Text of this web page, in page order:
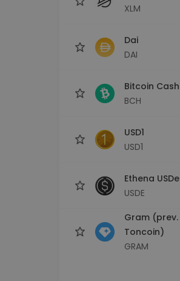
XLM
Dai
DAI
Bitcoin Cash
BCH
USD1
USD1
Ethena USDe
USDE
Gram (prev.
Toncoin)
GRAM